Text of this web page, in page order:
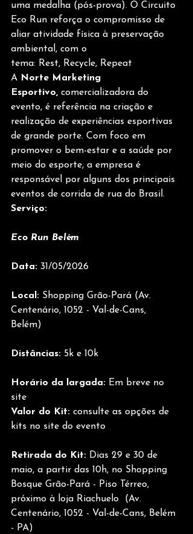
uma medalha (pós-prova). O Circuito
Eco Run reforça o compromisso de
aliar atividade física à preservação
ambiental, com o
tema: Rest, Recycle, Repeat
A Norte Marketing
Esportivo, comercializadora do
evento, é referência na criação e
realização de experiências esportivas
de grande porte. Com foco em
promover o bem-estar e a saúde por
meio do esporte, a empresa é
responsável por alguns dos principais
eventos de corrida de rua do Brasil.
Serviço:
Eco Run Belém
Data: 31/05/2026
Local: Shopping Grão-Pará (Av.
Centenário, 1052 - Val-de-Cans,
Belém)
Distâncias: 5k e 10k
Horário da largada: Em breve no
site
Valor do Kit: consulte as opções de
kits no site do evento
Retirada do Kit: Dias 29 e 30 de
maio, a partir das 10h, no Shopping
Bosque Grão-Pará - Piso Térreo,
próximo à loja Riachuelo  (Av.
Centenário, 1052 - Val-de-Cans, Belém
- PA)